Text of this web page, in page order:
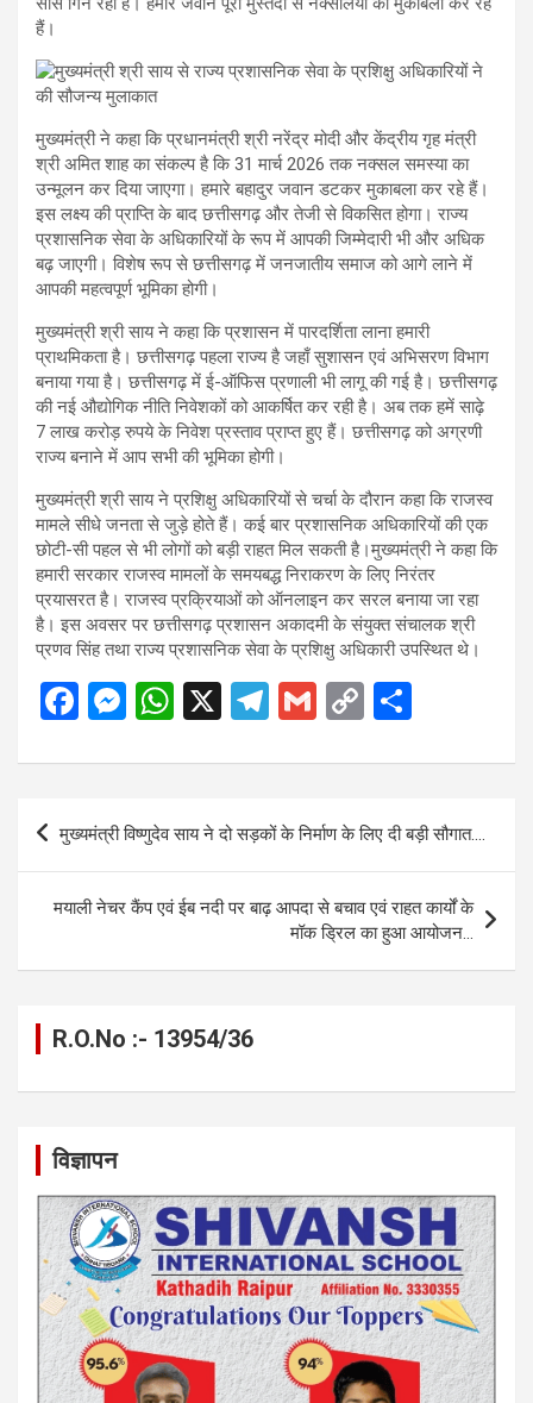
हैं।
मुख्यमंत्री ने कहा कि प्रधानमंत्री श्री नरेंद्र मोदी और केंद्रीय गृह मंत्री
श्री अमित शाह का संकल्प है कि 31 मार्च 2026 तक नक्सल समस्या का
उन्मूलन कर दिया जाएगा। हमारे बहादुर जवान डटकर मुकाबला कर रहे हैं।
इस लक्ष्य की प्राप्ति के बाद छत्तीसगढ़ और तेजी से विकसित होगा। राज्य
प्रशासनिक सेवा के अधिकारियों के रूप में आपकी जिम्मेदारी भी और अधिक
बढ़ जाएगी। विशेष रूप से छत्तीसगढ़ में जनजातीय समाज को आगे लाने में
आपकी महत्वपूर्ण भूमिका होगी।
मुख्यमंत्री श्री साय ने कहा कि प्रशासन में पारदर्शिता लाना हमारी
प्राथमिकता है। छत्तीसगढ़ पहला राज्य है जहाँ सुशासन एवं अभिसरण विभाग
बनाया गया है। छत्तीसगढ़ में ई-ऑफिस प्रणाली भी लागू की गई है। छत्तीसगढ़
की नई औद्योगिक नीति निवेशकों को आकर्षित कर रही है। अब तक हमें साढ़े
7 लाख करोड़ रुपये के निवेश प्रस्ताव प्राप्त हुए हैं। छत्तीसगढ़ को अग्रणी
राज्य बनाने में आप सभी की भूमिका होगी।
मुख्यमंत्री श्री साय ने प्रशिक्षु अधिकारियों से चर्चा के दौरान कहा कि राजस्व
मामले सीधे जनता से जुड़े होते हैं। कई बार प्रशासनिक अधिकारियों की एक
छोटी-सी पहल से भी लोगों को बड़ी राहत मिल सकती है।मुख्यमंत्री ने कहा कि
हमारी सरकार राजस्व मामलों के समयबद्ध निराकरण के लिए निरंतर
प्रयासरत है। राजस्व प्रक्रियाओं को ऑनलाइन कर सरल बनाया जा रहा
है। इस अवसर पर छत्तीसगढ़ प्रशासन अकादमी के संयुक्त संचालक श्री
प्रणव सिंह तथा राज्य प्रशासनिक सेवा के प्रशिक्षु अधिकारी उपस्थित थे।
F
ce
b
o
o
k
M
se
n
g
er
W
at
A
p
p
X
T
e
gr
a
m
G
ail
C
py
Li
n
k
ar
e
Post
navigation
मुख्यमंत्री विष्णुदेव साय ने दो सड़कों के निर्माण के लिए दी बड़ी सौगात….
मयाली नेचर कैंप एवं ईब नदी पर बाढ़ आपदा से बचाव एवं राहत कार्यों के
मॉक ड्रिल का हुआ आयोजन…
R.O.No :- 13954/36
विज्ञापन